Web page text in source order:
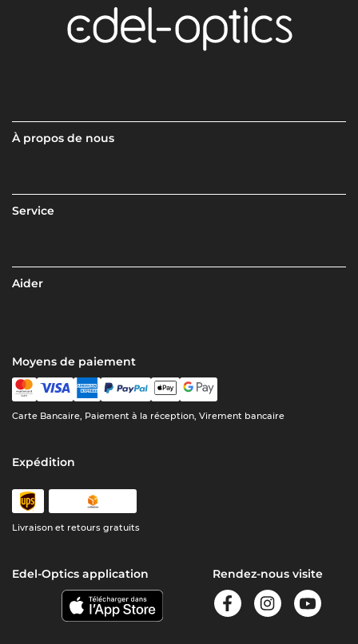
À propos de nous
Service
Aider
Moyens de paiement
Carte Bancaire, Paiement à la réception, Virement bancaire
Expédition
Livraison et retours gratuits
Edel-Optics application Rendez-nous visite